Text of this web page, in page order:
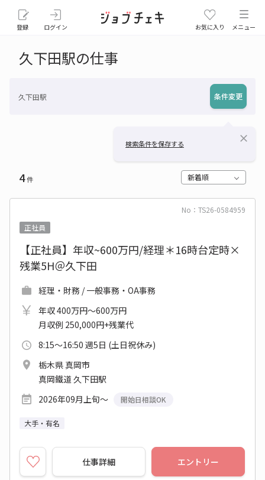
登録 ログイン お気に入り メニュー
久下田駅の仕事
久下田駅 条件変更
検索条件を保存する close
4件 新着順
No：TS26-0584959
正社員
【正社員】年収~600万円/経理＊16時台定時×
残業5H＠久下田
経理・財務 / 一般事務・OA事務
年収 400万円～600万円
月収例 250,000円+残業代
8:15～16:50 週5日 (土日祝休み)
栃木県 真岡市
真岡鐵道 久下田駅
2026年09月上旬～
開始日相談OK
大手・有名
仕事詳細 エントリー